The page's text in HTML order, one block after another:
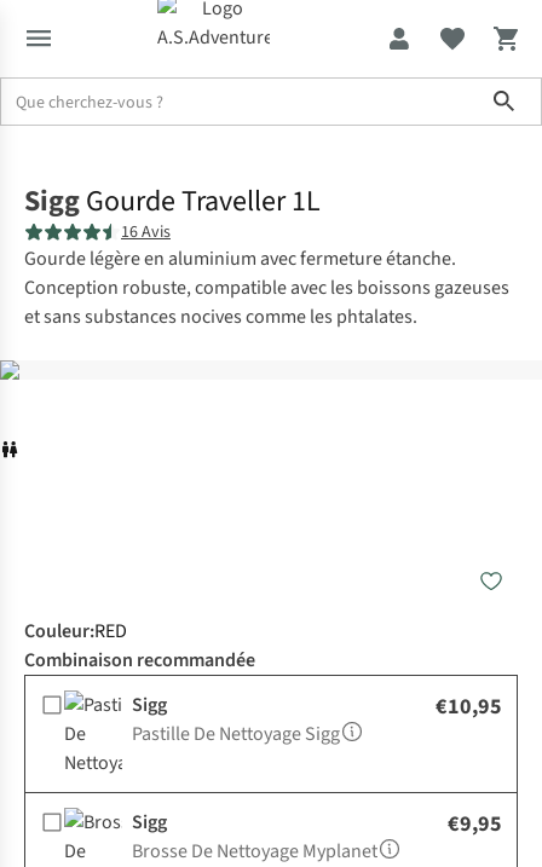
SiggGourde Traveller 1L
16 Avis
Gourde légère en aluminium avec fermeture étanche.
Conception robuste, compatible avec les boissons gazeuses
et sans substances nocives comme les phtalates.
Couleur:RED
Combinaison recommandée
Sigg
Pastille De Nettoyage Sigg
€10,95
Sigg
Brosse De Nettoyage Myplanet
€9,95